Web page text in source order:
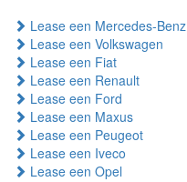
Lease een Mercedes-Benz
Lease een Volkswagen
Lease een Fiat
Lease een Renault
Lease een Ford
Lease een Maxus
Lease een Peugeot
Lease een Iveco
Lease een Opel